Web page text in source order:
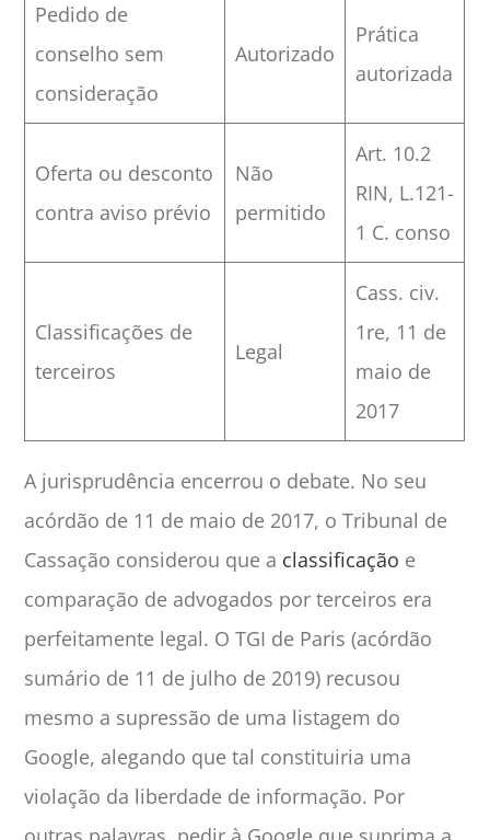
Pedido de
conselho sem
consideração
Autorizado
Prática
autorizada
Oferta ou desconto
contra aviso prévio
Não
permitido
Art. 10.2
RIN, L.121-
1 C. conso
Classificações de
terceiros
Legal
Cass. civ.
1re, 11 de
maio de
2017
A jurisprudência encerrou o debate. No seu
acórdão de 11 de maio de 2017, o Tribunal de
Cassação considerou que a classificação e
comparação de advogados por terceiros era
perfeitamente legal. O TGI de Paris (acórdão
sumário de 11 de julho de 2019) recusou
mesmo a supressão de uma listagem do
Google, alegando que tal constituiria uma
violação da liberdade de informação. Por